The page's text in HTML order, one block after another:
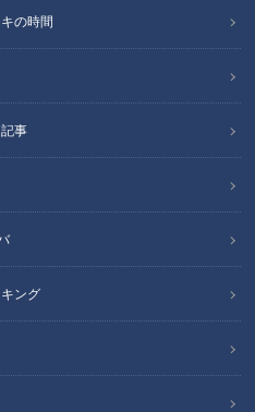
の時間
事
ング
ーブ）
代子・森本晋太郎のどうぞご自
森本晋太郎のどうぞご自由
県田原市出身の大久保佳代子さ
ツカタン森本晋太郎さんが届け
解決型ラジオバラエティ」で
ヶ月の赤ちゃんを育てるAさん
、育児に協力してくれない夫
育て未経験のふたりは、この難
。